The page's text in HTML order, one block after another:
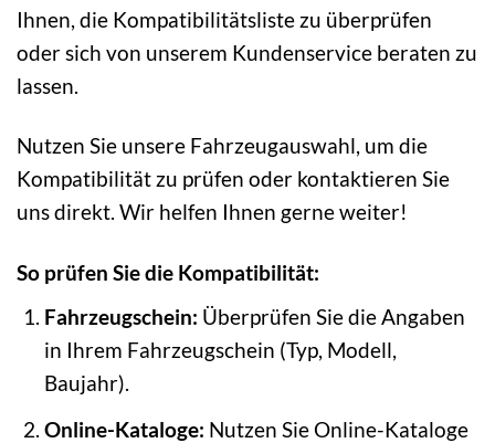
Ihnen, die Kompatibilitätsliste zu überprüfen
oder sich von unserem Kundenservice beraten zu
lassen.
Nutzen Sie unsere Fahrzeugauswahl, um die
Kompatibilität zu prüfen oder kontaktieren Sie
uns direkt. Wir helfen Ihnen gerne weiter!
So prüfen Sie die Kompatibilität:
Fahrzeugschein: Überprüfen Sie die Angaben
in Ihrem Fahrzeugschein (Typ, Modell,
Baujahr).
Online-Kataloge: Nutzen Sie Online-Kataloge